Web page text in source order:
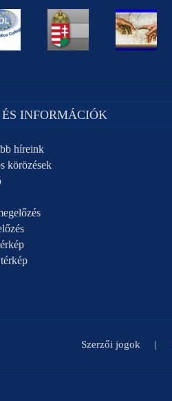
INFORMÁCIÓK
híreink
körözések
Szerzői jogok